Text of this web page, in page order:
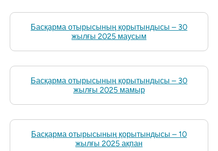
Басқарма отырысының қорытындысы – 30
жылғы 2025 маусым
Басқарма отырысының қорытындысы – 30
жылғы 2025 мамыр
Басқарма отырысының қорытындысы – 10
жылғы 2025 ақпан